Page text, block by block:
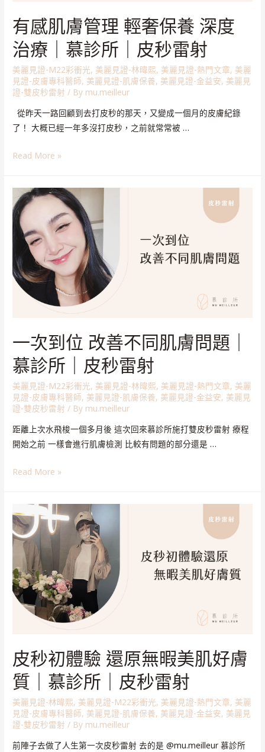
有感肌膚管理 輕奢保養 深度
治療｜慕診所｜皮秒雷射
美麗見證-M22彩衝光, 美麗見證-林暐熙, 美麗見證-熱門文章, 美麗
見證-皮膚專科醫師, 美麗見證-肌膚保養, 美麗見證-金益安, 美麗見
證-雙皮秒雷射 / By mu.meilleur
從昨天一路回顧到去打皮秒的那天，又變成一個月的皮膚紀錄
了！ 大概已經一年多沒打皮秒，之前就常常被 …
Read More »
一次到位 改善不同肌膚問題｜
慕診所｜皮秒雷射
美麗見證-M22彩衝光, 美麗見證-林暐熙, 美麗見證-熱門文章, 美麗
見證-皮膚專科醫師, 美麗見證-肌膚保養, 美麗見證-金益安, 美麗見
證-雙皮秒雷射 / By mu.meilleur
距離上次水飛梭一個多月後 這次回來慕診所施打雙皮秒雷射 療程
開始之前 一樣會進行肌膚檢測 比較有問題的部分還是 …
Read More »
皮秒初體驗 還原無暇美肌好膚
質｜慕診所｜皮秒雷射
美麗見證-林暐熙, 美麗見證-M22彩衝光, 美麗見證-熱門文章, 美麗
見證-皮膚專科醫師, 美麗見證-肌膚保養, 美麗見證-金益安, 美麗見
證-雙皮秒雷射 / By mu.meilleur
前陣子去做了人生第一次皮秒雷射 去的是 @mu.meilleur 慕診所